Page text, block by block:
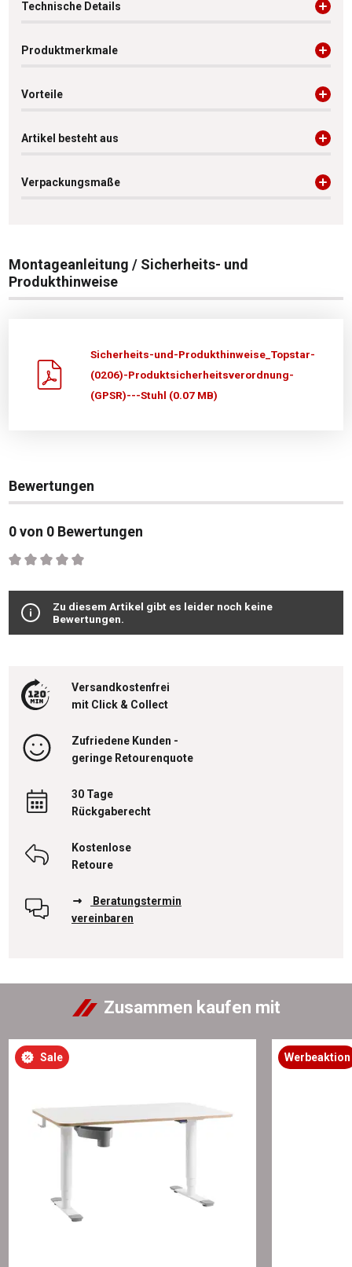
Technische Details
Produktmerkmale
Vorteile
Artikel besteht aus
Verpackungsmaße
Montageanleitung / Sicherheits- und
Produkthinweise
Sicherheits-und-Produkthinweise_Topstar-
(0206)-Produktsicherheitsverordnung-
(GPSR)---Stuhl (0.07 MB)
Bewertungen
0 von 0 Bewertungen
Durchschnittliche Bewertung von 0 von 5 Sternen
Zu diesem Artikel gibt es leider noch keine
Bewertungen.
Versandkostenfrei
mit Click & Collect
Zufriedene Kunden -
geringe Retourenquote
30 Tage
Rückgaberecht
Kostenlose
Retoure
Beratungstermin
vereinbaren
Zusammen kaufen mit
Sale Werbeaktion